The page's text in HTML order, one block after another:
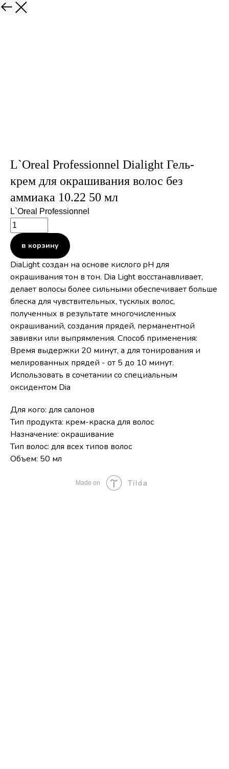
L`Oreal Professionnel Dialight Гель-
крем для окрашивания волос без
аммиака 10.22 50 мл
L`Oreal Professionnel
в корзину
DiaLight создан на основе кислого pH для
окрашивания тон в тон. Dia Light восстанавливает,
делает волосы более сильными обеспечивает больше
блеска для чувствительных, тусклых волос,
полученных в результате многочисленных
окрашиваний, создания прядей, перманентной
завивки или выпрямления. Способ применения:
Время выдержки 20 минут, а для тонирования и
мелированных прядей - от 5 до 10 минут.
Использовать в сочетании со специальным
оксидентом Dia
Для кого: для салонов
Тип продукта: крем-краска для волос
Назначение: окрашивание
Тип волос: для всех типов волос
Объем: 50 мл
Made on Tilda